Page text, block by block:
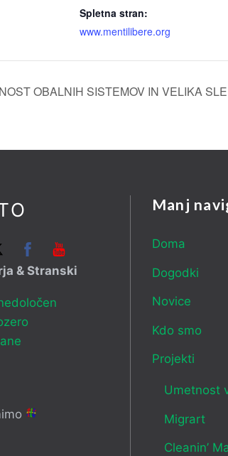
Spletna stran:
www.mentilibere.org
OBALNIH SISTEMOV IN VELIKA
Twitter Facebook
& Stranski
Manj
Doma
Dogodki
Novice
Kdo smo
Projekti
Umetnost
Migrart
Cleanin’